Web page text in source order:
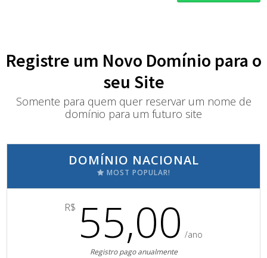
Registre um Novo Domínio para o
seu Site
Somente para quem quer reservar um nome de
domínio para um futuro site
DOMÍNIO NACIONAL
MOST POPULAR!
R$ 55,00 /ano
Registro pago anualmente